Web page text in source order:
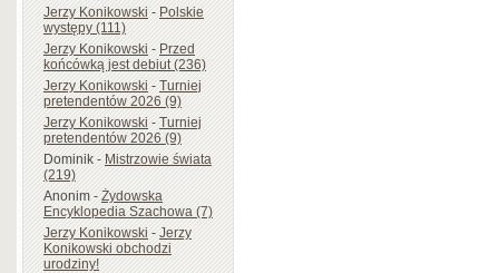
Jerzy Konikowski-Polskie
występy (111)
Jerzy Konikowski-Przed
końcówką jest debiut (236)
Jerzy Konikowski-Turniej
pretendentów 2026 (9)
Jerzy Konikowski-Turniej
pretendentów 2026 (9)
Dominik-Mistrzowie świata
(219)
Anonim-Żydowska
Encyklopedia Szachowa (7)
Jerzy Konikowski-Jerzy
Konikowski obchodzi
urodziny!